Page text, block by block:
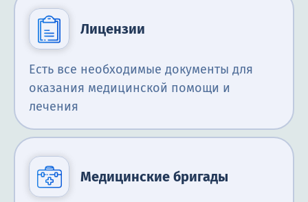
Лицензии
Есть все необходимые документы для
оказания медицинской помощи и
лечения
Медицинские бригады